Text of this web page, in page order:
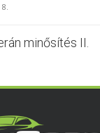
minősítés II.